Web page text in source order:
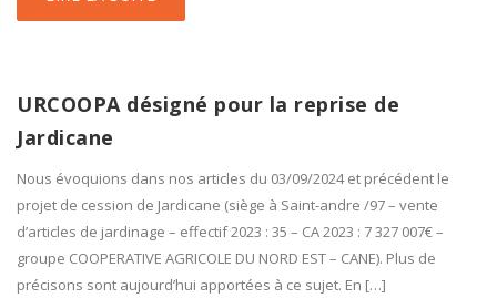
URCOOPA désigné pour la reprise de
Jardicane
Nous évoquions dans nos articles du 03/09/2024 et précédent le
projet de cession de Jardicane (siège à Saint-andre /97 – vente
d’articles de jardinage – effectif 2023 : 35 – CA 2023 : 7 327 007€ –
groupe COOPERATIVE AGRICOLE DU NORD EST – CANE). Plus de
précisons sont aujourd’hui apportées à ce sujet. En […]